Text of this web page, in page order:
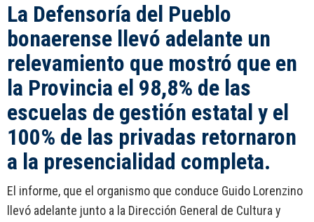
La Defensoría del Pueblo
bonaerense llevó adelante un
relevamiento que mostró que en
la Provincia el 98,8% de las
escuelas de gestión estatal y el
100% de las privadas retornaron
a la presencialidad completa.
El informe, que el organismo que conduce Guido Lorenzino
llevó adelante junto a la Dirección General de Cultura y